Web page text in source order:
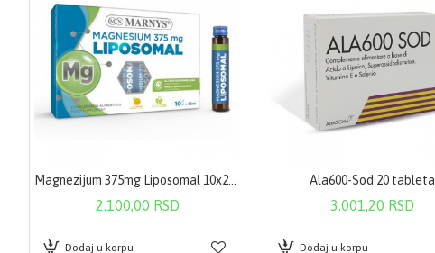
2.100,00 RSD
Dodaj u korpu
Ala600-Sod 20 tableta
3.001,20 RSD
Dodaj u korpu